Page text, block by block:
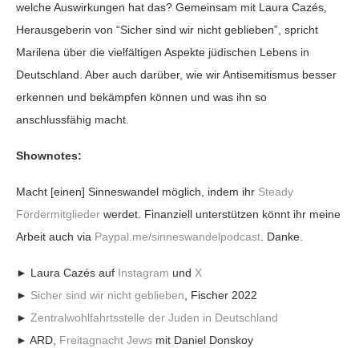
welche Auswirkungen hat das? Gemeinsam mit Laura Cazés,
Herausgeberin von “Sicher sind wir nicht geblieben”, spricht
Marilena über die vielfältigen Aspekte jüdischen Lebens in
Deutschland. Aber auch darüber, wie wir Antisemitismus besser
erkennen und bekämpfen können und was ihn so
anschlussfähig macht.
Shownotes:
Macht [einen] Sinneswandel möglich, indem ihr Steady
Fördermitglieder werdet. Finanziell unterstützen könnt ihr meine
Arbeit auch via Paypal.me/sinneswandelpodcast . Danke.
► Laura Cazés auf Instagram und X
► Sicher sind wir nicht geblieben , Fischer 2022
► Zentralwohlfahrtsstelle der Juden in Deutschland
► ARD, Freitagnacht Jews mit Daniel Donskoy